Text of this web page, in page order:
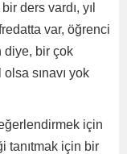
ders vardı, yıl
var, öğrenci
diye, bir çok
sınavı yok
için
tanıtmak için bir